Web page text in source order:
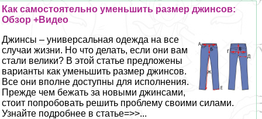
Как самостоятельно уменьшить размер джинсов:
Обзор +Видео
Джинсы – универсальная одежда на все
случаи жизни. Но что делать, если они вам
стали велики? В этой статье предложены
варианты как уменьшить размер джинсов.
Все они вполне доступны для исполнения.
Прежде чем бежать за новыми джинсами,
стоит попробовать решить проблему своими силами.
Узнайте подробнее в статье=>>...